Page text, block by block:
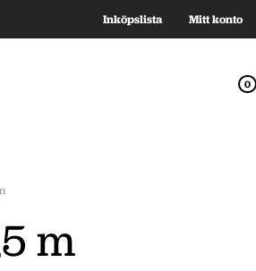
Inköpslista Mitt konto
0
m